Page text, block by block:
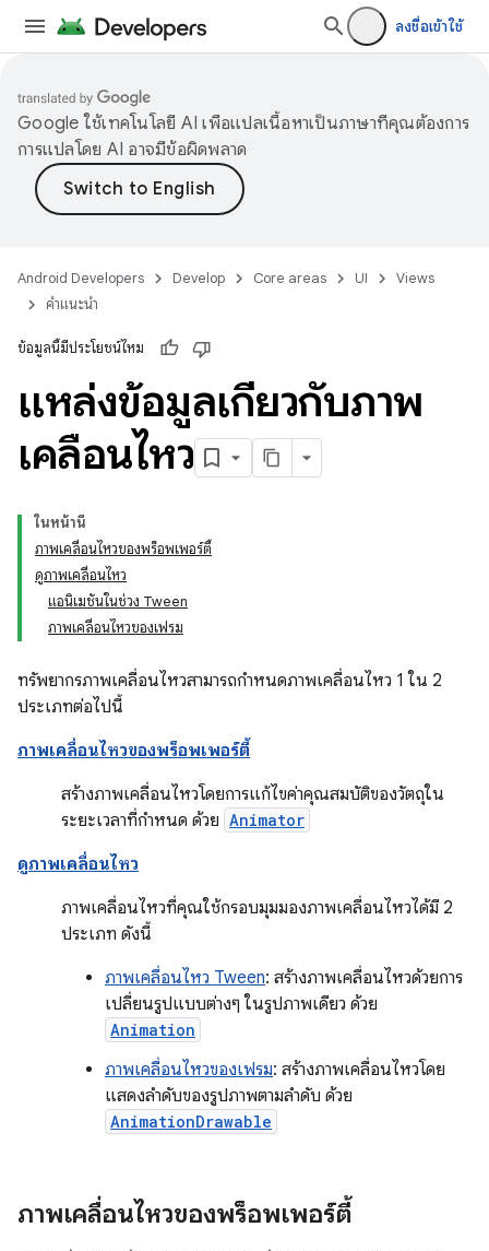
ลงชื่อเข้าใช้
Google ใช้เทคโนโลยี AI เพื่อแปลเนื้อหาเป็นภาษาที่คุณต้องการ
การแปลโดย AI อาจมีข้อผิดพลาด
Android Developers Develop Core areas UI
Views
คำแนะนำ
ข้อมูลนี้มีประโยชน์ไหม
แหล่งข้อมูลเกี่ยวกับภาพ
เคลื่อนไหว
ในหน้านี้
ภาพเคลื่อนไหวของพร็อพเพอร์ตี้
ดูภาพเคลื่อนไหว
แอนิเมชันในช่วง Tween
ภาพเคลื่อนไหวของเฟรม
ทรัพยากรภาพเคลื่อนไหวสามารถกำหนดภาพเคลื่อนไหว 1 ใน 2
ประเภทต่อไปนี้
ภาพเคลื่อนไหวของพร็อพเพอร์ตี้
สร้างภาพเคลื่อนไหวโดยการแก้ไขค่าคุณสมบัติของวัตถุใน
ระยะเวลาที่กำหนด ด้วย Animator
ดูภาพเคลื่อนไหว
ภาพเคลื่อนไหวที่คุณใช้กรอบมุมมองภาพเคลื่อนไหวได้มี 2
ประเภท ดังนี้
ภาพเคลื่อนไหว Tween: สร้างภาพเคลื่อนไหวด้วยการ
เปลี่ยนรูปแบบต่างๆ ในรูปภาพเดียว ด้วย
Animation
ภาพเคลื่อนไหวของเฟรม: สร้างภาพเคลื่อนไหวโดย
แสดงลำดับของรูปภาพตามลำดับ ด้วย
AnimationDrawable
ภาพเคลื่อนไหวของพร็อพเพอร์ตี้